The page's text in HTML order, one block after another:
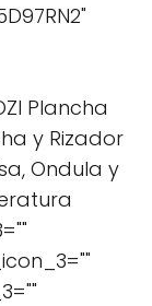
Plancha
y Rizador
Ondula y